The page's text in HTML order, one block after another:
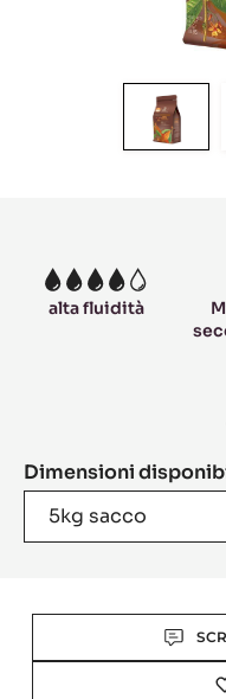
4
alta fluidità
Dimensioni
5kg sacco
Move
to